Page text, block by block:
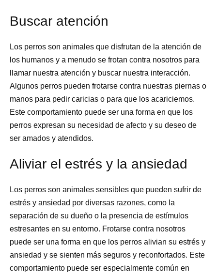
Buscar atención
Los perros son animales que disfrutan de la atención de
los humanos y a menudo se frotan contra nosotros para
llamar nuestra atención y buscar nuestra interacción.
Algunos perros pueden frotarse contra nuestras piernas o
manos para pedir caricias o para que los acariciemos.
Este comportamiento puede ser una forma en que los
perros expresan su necesidad de afecto y su deseo de
ser amados y atendidos.
Aliviar el estrés y la ansiedad
Los perros son animales sensibles que pueden sufrir de
estrés y ansiedad por diversas razones, como la
separación de su dueño o la presencia de estímulos
estresantes en su entorno. Frotarse contra nosotros
puede ser una forma en que los perros alivian su estrés y
ansiedad y se sienten más seguros y reconfortados. Este
comportamiento puede ser especialmente común en